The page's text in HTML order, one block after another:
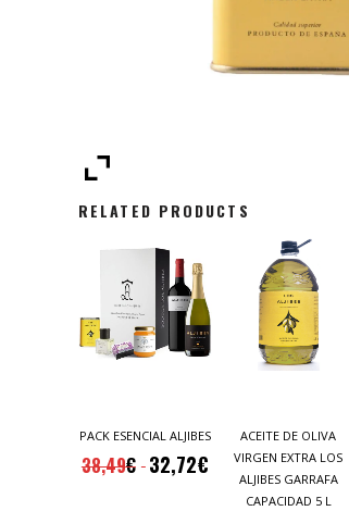
RELATED PRODUCTS
PACK ESENCIAL ALJIBES
38,49€ 32,72€
ACEITE DE OLIVA
VIRGEN EXTRA LOS
ALJIBES GARRAFA
CAPACIDAD 5 L